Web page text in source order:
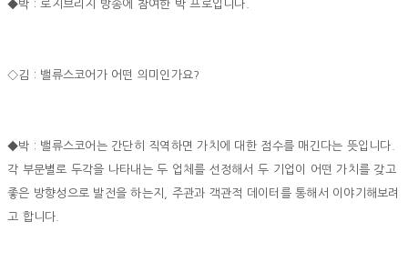
◆박 : 로지브리지 방송에 참여한 박 프로입니다.
◇김 : 밸류스코어가 어떤 의미인가요?
◆박 : 밸류스코어는 간단히 직역하면 가치에 대한 점수를 매긴다는 뜻입니다.
각 부문별로 두각을 나타내는 두 업체를 선정해서 두 기업이 어떤 가치를 갖고
좋은 방향성으로 발전을 하는지, 주관과 객관적 데이터를 통해서 이야기해보려
고 합니다.